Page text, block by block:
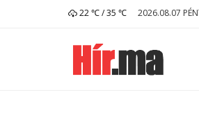
22 ℃ / 35 ℃ 2026.08.07